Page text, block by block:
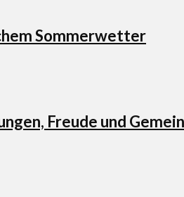
Sommerwetter
Freude und